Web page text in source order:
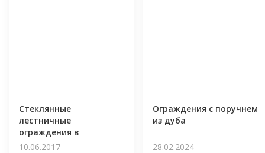
Стеклянные
лестничные
ограждения в
Сестрорецке
10.06.2017
Ограждения с поручнем
из дуба
28.02.2024